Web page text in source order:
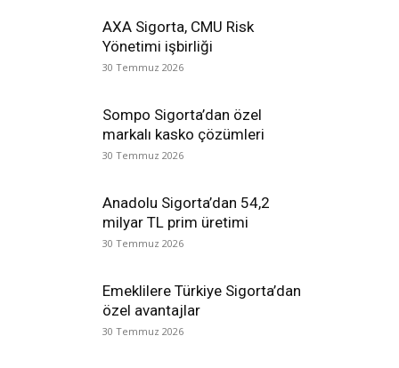
AXA Sigorta, CMU Risk
Yönetimi işbirliği
30 Temmuz 2026
Sompo Sigorta’dan özel
markalı kasko çözümleri
30 Temmuz 2026
Anadolu Sigorta’dan 54,2
milyar TL prim üretimi
30 Temmuz 2026
Emeklilere Türkiye Sigorta’dan
özel avantajlar
30 Temmuz 2026